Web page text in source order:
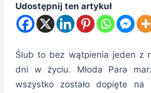
Udostępnij ten artykuł
Ślub to bez wątpienia jeden z
dni w życiu. Młoda Para
wszystko zostało dopięte